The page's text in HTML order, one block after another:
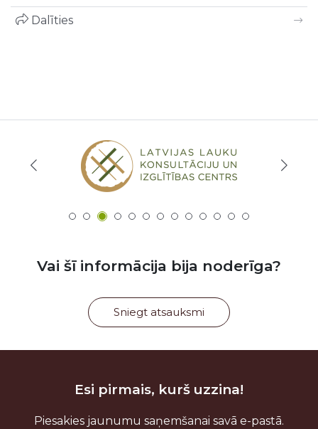
Dalīties
Vai šī informācija bija noderīga?
Sniegt atsauksmi
Esi pirmais, kurš uzzina!
Piesakies jaunumu saņemšanai savā e-pastā.